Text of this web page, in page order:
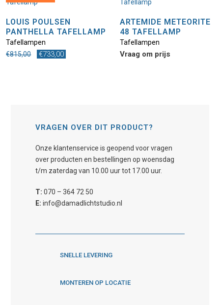
LOUIS POULSEN
PANTHELLA TAFELLAMP
Tafellampen
€815,00
Oorspronkelijke
€733,00
ARTEMIDE METEORITE
48 TAFELLAMP
Tafellampen
Vraag om prijs
VRAGEN OVER DIT PRODUCT?
Onze klantenservice is geopend voor vragen
over producten en bestellingen op woensdag
t/m zaterdag van 10.00 uur tot 17.00 uur.
T: 070 – 364 72 50
E: info@damadlichtstudio.nl
SNELLE LEVERING
MONTEREN OP LOCATIE